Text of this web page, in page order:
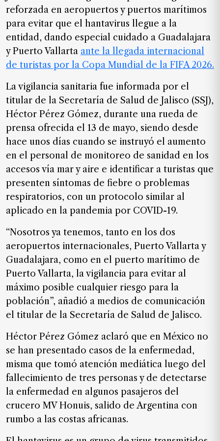
SUSCRIPTORES
Edición
digital
Nosotros
Contáctanos
Anúnciate
con
Donativos
Videos
Hemeroteca
de
FAQ
reforzada en aeropuertos y puertos marítimos
para evitar que el hantavirus llegue a la
entidad, dando especial cuidado a Guadalajara
y Puerto Vallarta ante la llegada internacional
de turistas por la Copa Mundial de la FIFA 2026.
La vigilancia sanitaria fue informada por el
titular de la Secretaría de Salud de Jalisco (SSJ),
Héctor Pérez Gómez, durante una rueda de
prensa ofrecida el 13 de mayo, siendo desde
hace unos días cuando se instruyó el aumento
en el personal de monitoreo de sanidad en los
accesos vía mar y aire e identificar a turistas que
presenten síntomas de fiebre o problemas
respiratorios, con un protocolo similar al
aplicado en la pandemia por COVID-19.
“Nosotros ya tenemos, tanto en los dos
aeropuertos internacionales, Puerto Vallarta y
Guadalajara, como en el puerto marítimo de
Puerto Vallarta, la vigilancia para evitar al
máximo posible cualquier riesgo para la
población”, añadió a medios de comunicación
el titular de la Secretaría de Salud de Jalisco.
Héctor Pérez Gómez aclaró que en México no
se han presentado casos de la enfermedad,
misma que tomó atención mediática luego del
fallecimiento de tres personas y de detectarse
la enfermedad en algunos pasajeros del
crucero MV Honuis, salido de Argentina con
rumbo a las costas africanas.